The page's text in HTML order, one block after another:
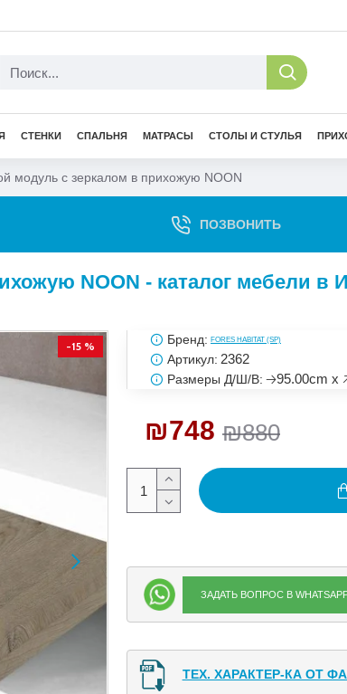
СТЕНКИ СПАЛЬНЯ МАТРАСЫ СТОЛЫ И СТУЛЬЯ
модуль с зеркалом в прихожую NOON
ПОЗВОНИТЬ
NOON - каталог мебели в
-15 %
₪880
₪748
Бренд: FORES HABITAT (SP)
Артикул: 2362
Размеры Д/Ш/В: 🡢95.00cm x
ЗАДАТЬ ВОПРОС В
ТЕХ. ХАРАКТЕР-КА ОТ